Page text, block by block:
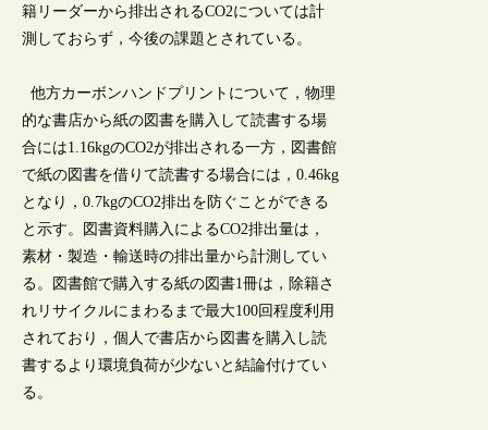
籍リーダーから排出されるCO2については計
測しておらず，今後の課題とされている。
他方カーボンハンドプリントについて，物理
的な書店から紙の図書を購入して読書する場
合には1.16kgのCO2が排出される一方，図書館
で紙の図書を借りて読書する場合には，0.46kg
となり，0.7kgのCO2排出を防ぐことができる
と示す。図書資料購入によるCO2排出量は，
素材・製造・輸送時の排出量から計測してい
る。図書館で購入する紙の図書1冊は，除籍さ
れリサイクルにまわるまで最大100回程度利用
されており，個人で書店から図書を購入し読
書するより環境負荷が少ないと結論付けてい
る。